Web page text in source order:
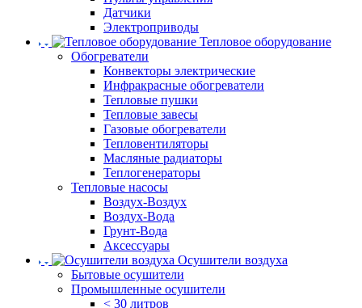
Датчики
Электроприводы
Тепловое оборудование
Обогреватели
Конвекторы электрические
Инфракрасные обогреватели
Тепловые пушки
Тепловые завесы
Газовые обогреватели
Тепловентиляторы
Масляные радиаторы
Теплогенераторы
Тепловые насосы
Воздух-Воздух
Воздух-Вода
Грунт-Вода
Аксессуары
Осушители воздуха
Бытовые осушители
Промышленные осушители
< 30 литров